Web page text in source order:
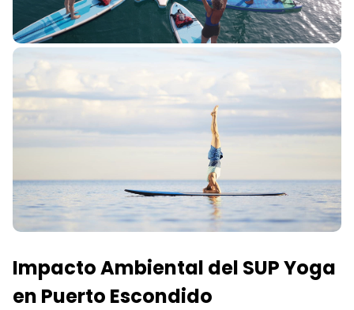
Impacto Ambiental del SUP Yoga
en Puerto Escondido